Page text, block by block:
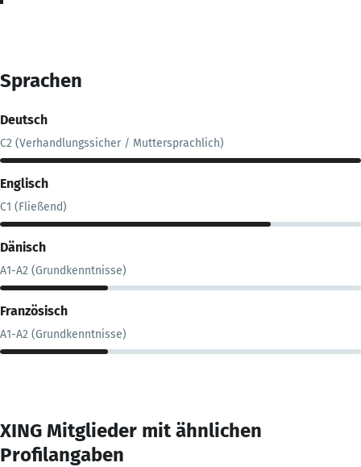
Sprachen
Deutsch
C2 (Verhandlungssicher / Muttersprachlich)
Englisch
C1 (Fließend)
Dänisch
A1-A2 (Grundkenntnisse)
Französisch
A1-A2 (Grundkenntnisse)
XING Mitglieder mit ähnlichen
Profilangaben